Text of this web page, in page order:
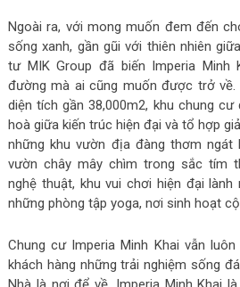
Ngoài ra, với mong muốn đem đến
sống xanh, gần gũi với thiên nhiên
tư MIK Group đã biến Imperia Minh
đường mà ai cũng muốn được trở
diện tích gần 38,000m2, khu chung cư
hoà giữa kiến trúc hiện đại và tổ hợp
những khu vườn địa đàng thơm ngát
vườn chây mây chìm trong sắc tím
nghệ thuật, khu vui chơi hiện đại
những phòng tập yoga, nơi sinh hoạt
Chung cư Imperia Minh Khai vẫn
khách hàng những trải nghiệm sống